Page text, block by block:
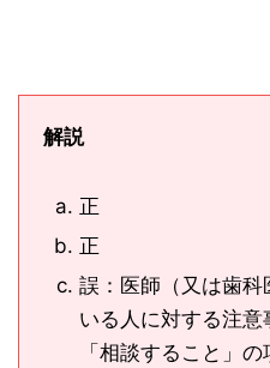
解説
正
正
誤：医師（又は歯科
いる人に対する注
「相談すること」